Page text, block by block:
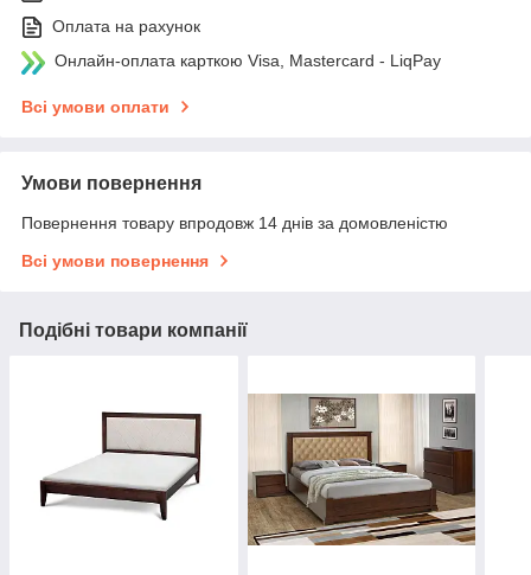
Оплата на рахунок
Онлайн-оплата карткою Visa, Mastercard - LiqPay
Всі умови оплати
Умови повернення
Повернення товару впродовж 14 днів за домовленістю
Всі умови повернення
Подібні товари компанії